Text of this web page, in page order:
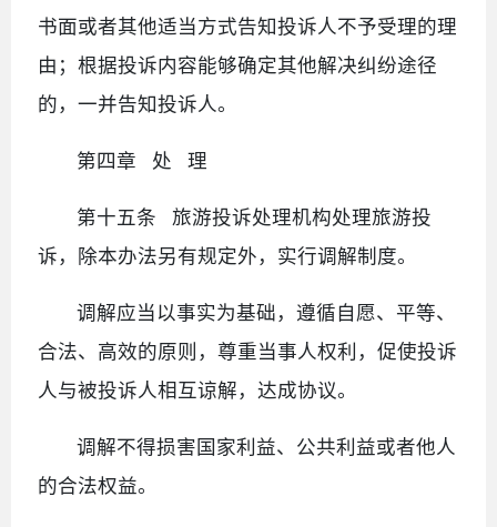
书面或者其他适当方式告知投诉人不予受理的理
由；根据投诉内容能够确定其他解决纠纷途径
的，一并告知投诉人。
第四章 处 理
第十五条 旅游投诉处理机构处理旅游投
诉，除本办法另有规定外，实行调解制度。
调解应当以事实为基础，遵循自愿、平等、
合法、高效的原则，尊重当事人权利，促使投诉
人与被投诉人相互谅解，达成协议。
调解不得损害国家利益、公共利益或者他人
的合法权益。